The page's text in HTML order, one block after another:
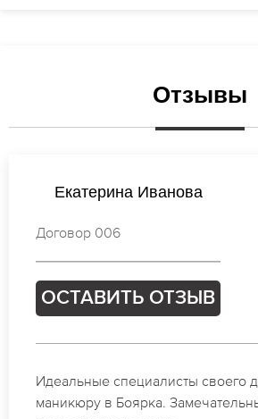
Отзывы
Наталья Васильева
Договор 558
ОСТАВИТЬ ОТЗЫВ
Спасибо огромное. Заказывала
рождение в Боярка. За 1.5 часа